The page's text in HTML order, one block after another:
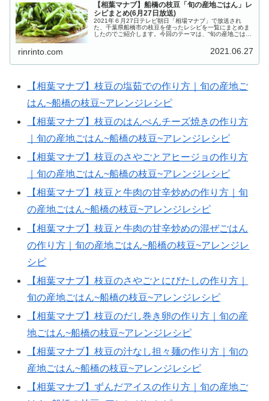
【相葉マナブ】船橋の枝豆「旬の産地ごはん」レ
シピまとめ(6月27日放送)
2021年６月27日テレビ朝日「相場マナブ」で放送され
た、千葉県船橋市の枝豆を使ったレシピを一覧にまとめま
したのでご紹介します。今回のテーマは、“旬の産地ごはん
rinrinto.com 2021.06.27
【相葉マナブ】枝豆の塩茹での作り方｜旬の産地ご
はん~船橋の枝豆~アレンジレシピ
【相葉マナブ】枝豆のはんぺんチーズ焼きの作り方
｜旬の産地ごはん~船橋の枝豆~アレンジレシピ
【相葉マナブ】枝豆のさやごとアヒージョの作り方
｜旬の産地ごはん~船橋の枝豆~アレンジレシピ
【相葉マナブ】枝豆と牛肉の甘辛炒めの作り方｜旬
の産地ごはん~船橋の枝豆~アレンジレシピ
【相葉マナブ】枝豆と牛肉の甘辛炒めの混ぜごはん
の作り方｜旬の産地ごはん~船橋の枝豆~アレンジレ
シピ
【相葉マナブ】枝豆のさやごとにびたしの作り方｜
旬の産地ごはん~船橋の枝豆~アレンジレシピ
【相葉マナブ】枝豆のだし巻き卵の作り方｜旬の産
地ごはん~船橋の枝豆~アレンジレシピ
【相葉マナブ】枝豆の汁なし担々麺の作り方｜旬の
産地ごはん~船橋の枝豆~アレンジレシピ
【相葉マナブ】ずんだアイスの作り方｜旬の産地ご